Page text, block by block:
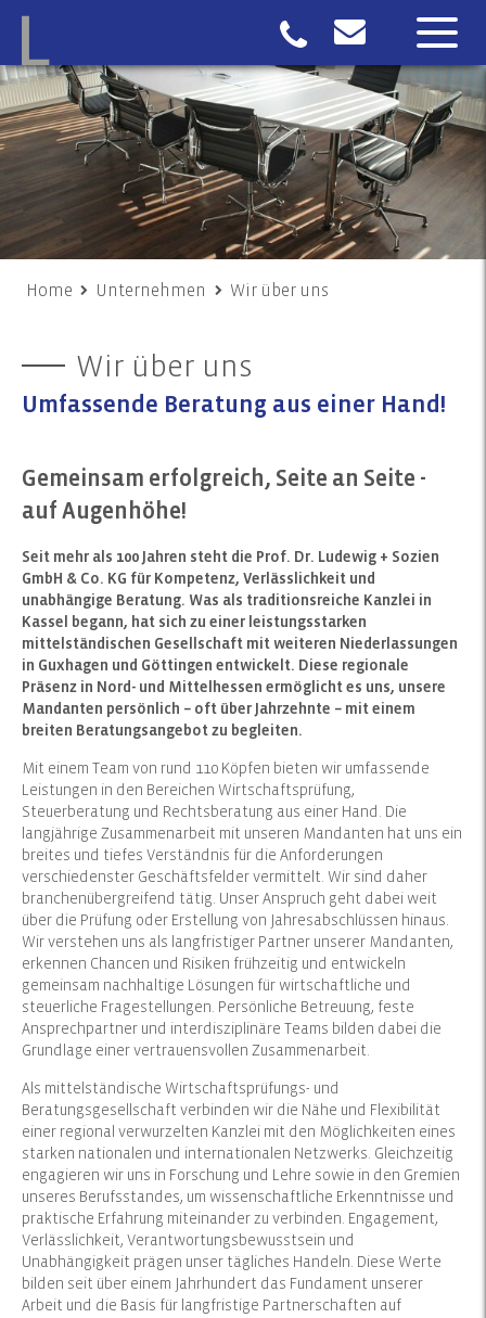
Home Unternehmen Wir über uns
Wir über uns
Umfassende Beratung aus einer Hand!
Gemeinsam erfolgreich, Seite an Seite -
auf Augenhöhe!
Seit mehr als 100 Jahren steht die Prof. Dr. Ludewig + Sozien
GmbH & Co. KG für Kompetenz, Verlässlichkeit und
unabhängige Beratung. Was als traditionsreiche Kanzlei in
Kassel begann, hat sich zu einer leistungsstarken
mittelständischen Gesellschaft mit weiteren Niederlassungen
in Guxhagen und Göttingen entwickelt. Diese regionale
Präsenz in Nord- und Mittelhessen ermöglicht es uns, unsere
Mandanten persönlich – oft über Jahrzehnte – mit einem
breiten Beratungsangebot zu begleiten.
Mit einem Team von rund 110 Köpfen bieten wir umfassende
Leistungen in den Bereichen Wirtschaftsprüfung,
Steuerberatung und Rechtsberatung aus einer Hand. Die
langjährige Zusammenarbeit mit unseren Mandanten hat uns ein
breites und tiefes Verständnis für die Anforderungen
verschiedenster Geschäftsfelder vermittelt. Wir sind daher
branchenübergreifend tätig. Unser Anspruch geht dabei weit
über die Prüfung oder Erstellung von Jahresabschlüssen hinaus.
Wir verstehen uns als langfristiger Partner unserer Mandanten,
erkennen Chancen und Risiken frühzeitig und entwickeln
gemeinsam nachhaltige Lösungen für wirtschaftliche und
steuerliche Fragestellungen. Persönliche Betreuung, feste
Ansprechpartner und interdisziplinäre Teams bilden dabei die
Grundlage einer vertrauensvollen Zusammenarbeit.
Als mittelständische Wirtschaftsprüfungs- und
Beratungsgesellschaft verbinden wir die Nähe und Flexibilität
einer regional verwurzelten Kanzlei mit den Möglichkeiten eines
starken nationalen und internationalen Netzwerks. Gleichzeitig
engagieren wir uns in Forschung und Lehre sowie in den Gremien
unseres Berufsstandes, um wissenschaftliche Erkenntnisse und
praktische Erfahrung miteinander zu verbinden. Engagement,
Verlässlichkeit, Verantwortungsbewusstsein und
Unabhängigkeit prägen unser tägliches Handeln. Diese Werte
bilden seit über einem Jahrhundert das Fundament unserer
Arbeit und die Basis für langfristige Partnerschaften auf